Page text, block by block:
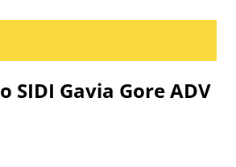
SIDI Gavia Gore ADV